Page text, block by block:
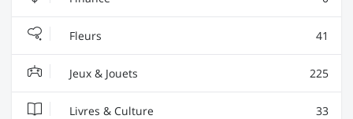
Fleurs 41
Jeux & Jouets 225
Livres & Culture 33